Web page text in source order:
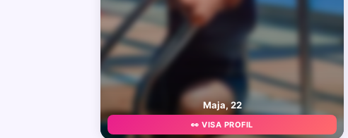
Maja, 22
👀 VISA PROFIL